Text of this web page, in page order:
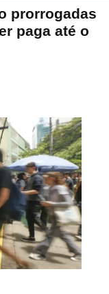
prorrogadas
paga até o